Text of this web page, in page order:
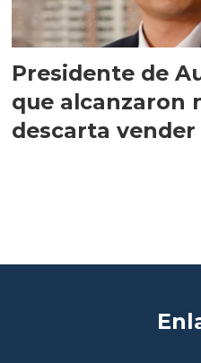
Presidente de
que alcanzaron
descarta vender